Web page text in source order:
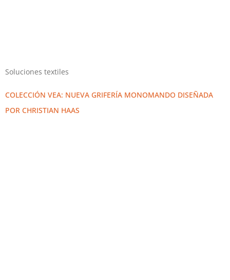
Soluciones textiles
COLECCIÓN VEA: NUEVA GRIFERÍA MONOMANDO DISEÑADA
POR CHRISTIAN HAAS